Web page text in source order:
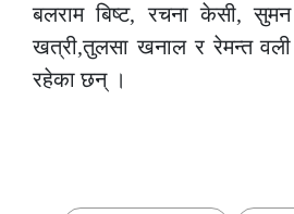
बलराम बिष्ट, रचना केसी, सुमन
खत्री,तुलसा खनाल र रेमन्त वली
रहेका छन् ।